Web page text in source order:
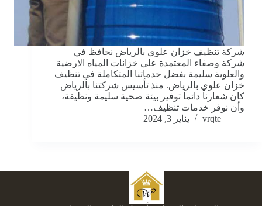
شركة تنظيف خزان علوي بالرياض نحافظ في
شركة وصفاء المعتمدة على خزانات المياه الارضية
والعلوية سليمة بفضل خدماتنا المتكاملة في تنظيف
خزان علوي بالرياض. منذ تأسيس شركتنا بالرياض
كان شعارنا دائما توفير بيئة صحية سليمة ونظيفة،
وأن نوفر خدمات تنظيف…
vrqte
يناير 3, 2024